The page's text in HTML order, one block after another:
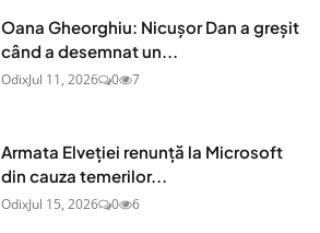
Oana Gheorghiu: Nicușor Dan a greșit
când a desemnat un...
OdixJul 11, 2026 0 7
Armata Elveției renunță la Microsoft
din cauza temerilor...
OdixJul 15, 2026 0 6